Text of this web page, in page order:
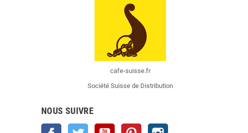
cafe-suisse.fr
Société Suisse de Distribution
NOUS SUIVRE
Facebook Twitter YouTube Pinterest